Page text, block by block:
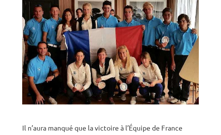
Il n’aura manqué que la victoire à l’Équipe de France